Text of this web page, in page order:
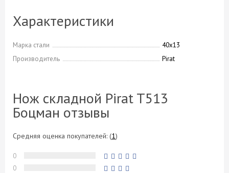
Характеристики
Марка стали
40х13
Производитель
Pirat
Нож складной Pirat T513
Боцман отзывы
Средняя оценка покупателей: (1)
0
0